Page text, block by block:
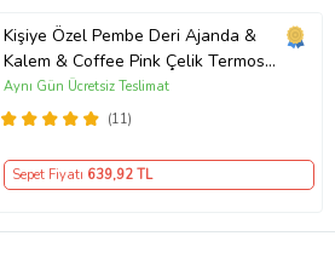
Kişiye Özel Pembe Deri Ajanda &
Kalem & Coffee Pink Çelik Termos
Premium Hediye Seti
(11)
Aynı Gün Ücretsiz Teslimat
Sepet Fiyatı 639,92 TL